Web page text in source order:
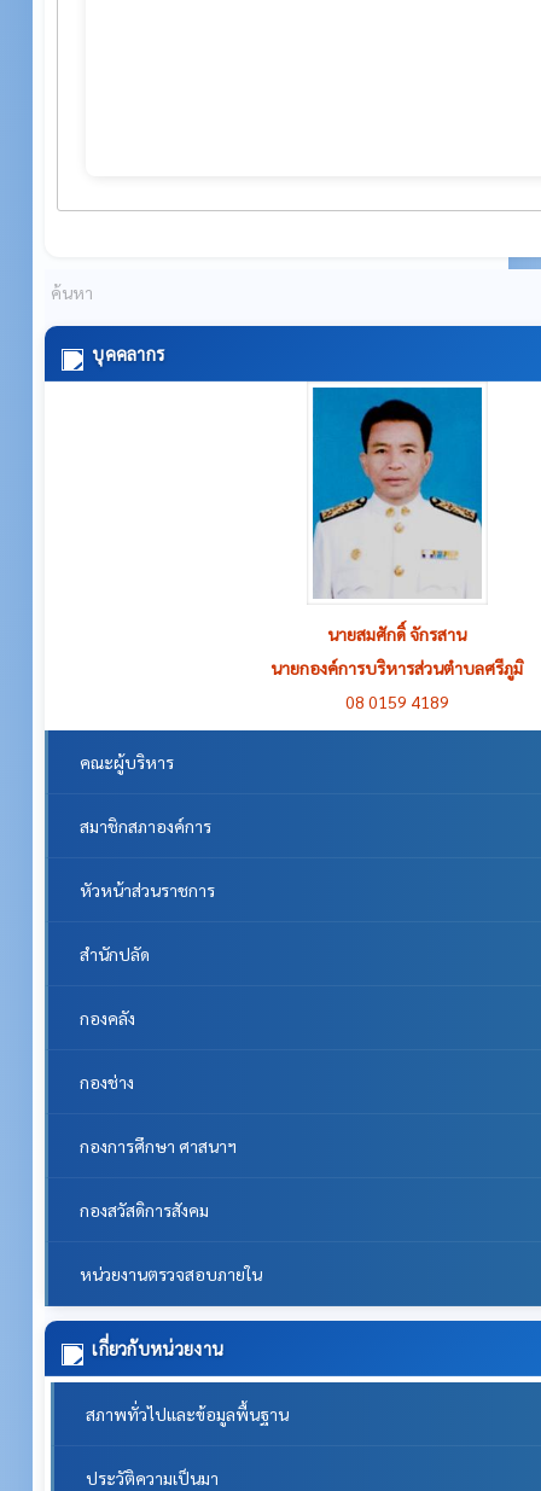
บุคคลากร
นายสมศักดิ์ จักรสาน
นายกองค์การบริหารส่วนตำบลศรีภูมิ
08 0159 4189
นายเฉลิม บุญโก่ง
รองนายกองค์การบริหารส่วนตำบลศรีภูมิ
08 5631 9272
คณะผู้บริหาร
สมาชิกสภาองค์การ
หัวหน้าส่วนราชการ
สำนักปลัด
กองคลัง
กองช่าง
กองการศึกษา ศาสนาฯ
กองสวัสดิการสังคม
หน่วยงานตรวจสอบภายใน
เกี่ยวกับหน่วยงาน
สภาพทั่วไปและข้อมูลพื้นฐาน
ประวัติความเป็นมา